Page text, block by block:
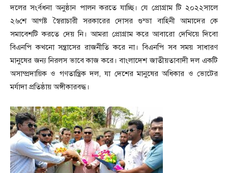
দলের সংর্বধনা অনুষ্ঠান পালন করতে যাচ্ছি। যে প্রোগ্রাম টি ২০২২সালে
২৬শে আগষ্ট স্বৈরাচারী সরকারের দোসর গুন্ডা বাহিনী আমাদের কে
সমাবেশটি করতে দেয় নি। আমরা প্রোগ্রাম করে আবারো দেখিয়ে দিবো
বিএনপি কখনো সন্ত্রাসের রাজনীতি করে না। বিএনপি সব সময় সাধারণ
মানুষের জন্য নিরলস ভাবে কাজ করে। বাংলাদেশ জাতীয়তাবাদী দল একটি
অসাম্প্রদায়িক ও গণতান্ত্রিক দল, যা দেশের মানুষের অধিকার ও ভোটের
মর্যাদা প্রতিষ্ঠায় অঙ্গীকারবদ্ধ।